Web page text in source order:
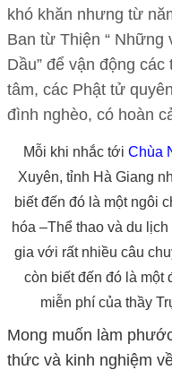
khó khăn nhưng từ
Ban từ Thiện “ Những
Dầu” để vận động
tâm, các Phật tử
đình nghèo, có hoàn
Mỗi khi nhắc tới Chùa
Xuyên, tỉnh Hà Giang
biết đến đó là một ngôi
hóa –Thể thao và du
gia với rất nhiều câu
còn biết đến đó là một
miễn phí của thầy
Mong muốn làm
thức và kinh nghiệm